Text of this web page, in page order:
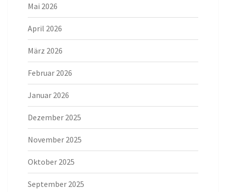
Mai 2026
April 2026
März 2026
Februar 2026
Januar 2026
Dezember 2025
November 2025
Oktober 2025
September 2025